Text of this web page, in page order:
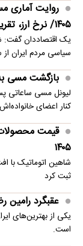
۱۴۰۵/ نرخ ارز، تقریبا ۵۰ برابر شده
یک اقتصاددان گفت:
سیاسی مردم ایران از سال۱۳۹۷ به بعد نه تنها
بازگشت مسی
لیونل مسی ساعاتی
کنار اعضای
۱۴۰۵
ثبت کرد
عقبگرد رامین
است.